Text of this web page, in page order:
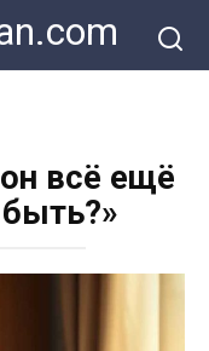
всё ещё